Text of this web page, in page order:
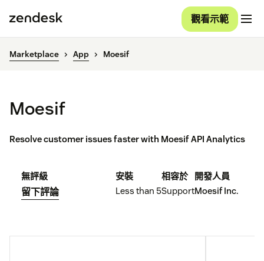
觀看示範
Marketplace App Moesif
Moesif
Resolve customer issues faster with Moesif API Analytics
無評級
留下評論
安裝
Less than 5
相容於
Support
開發人員
Moesif Inc.